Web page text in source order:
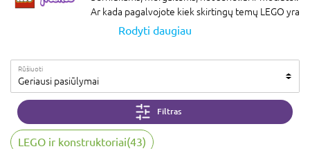
Ar kada pagalvojote kiek skirtingų temų LEGO yra
prikūręs ir vis nesustoja? Galima sakyti kiekvieno
skonių ir pomėgių žmonių. Norime paklausti ar
įtariate, kokia yra viena populiariausių temų tarp
mokyklinio amžiaus mergaičių? Aišku, ją mėgsta ir
mažesnės, ir vyresnės draugės, ir berniukai. Tai
yra LEGO Friends! Šauni serija apie mergaičių
Rodyti daugiau
Rūšiuoti
Geriausi pasiūlymai
Filtras
LEGO ir konstruktoriai(43)